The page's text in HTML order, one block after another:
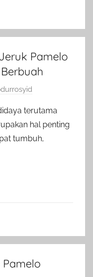
Pamelo
terutama
hal penting
tumbuh,